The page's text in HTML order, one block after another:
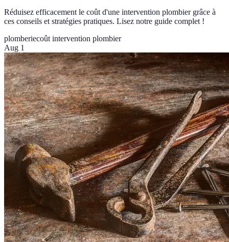
Réduisez efficacement le coût d'une intervention plombier grâce à
ces conseils et stratégies pratiques. Lisez notre guide complet !
plomberiecoût intervention plombier
Aug 1